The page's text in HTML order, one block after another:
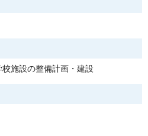
施設の整備計画・建設